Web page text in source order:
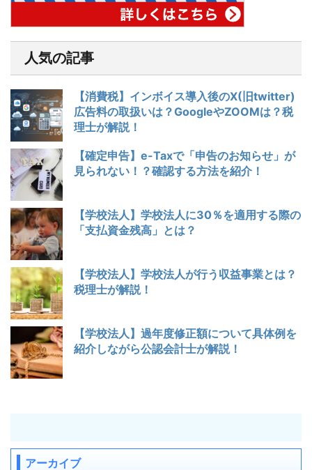
人気の記事
【消費税】インボイス導入後のX(旧twitter)
広告料の取扱いは？GoogleやZOOMは？税
理士が解説！
【確定申告】e-Taxで「申告のお知らせ」が
見られない！？確認する方法を紹介！
【学校法人】学校法人に30％を適用する際の
「支払資金残高」とは？
【学校法人】学校法人が行う収益事業とは？
税理士が解説！
【学校法人】過年度修正額について具体例を
紹介しながら公認会計士が解説！
アーカイブ